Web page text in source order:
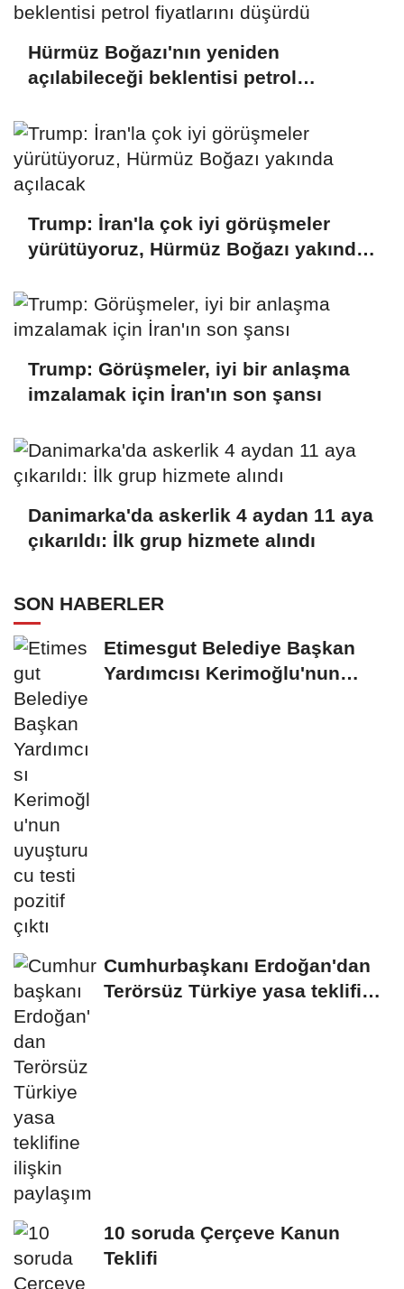
Hürmüz Boğazı'nın yeniden
açılabileceği beklentisi petrol
Trump: İran'la çok iyi görüşmeler
yürütüyoruz, Hürmüz Boğazı yakında
Trump: Görüşmeler, iyi bir anlaşma
imzalamak için İran'ın son şansı
Danimarka'da askerlik 4 aydan 11 aya
çıkarıldı: İlk grup hizmete alındı
SON HABERLER
Etimesgut Belediye Başkan
Yardımcısı Kerimoğlu'nun
Cumhurbaşkanı Erdoğan'dan
Terörsüz Türkiye yasa teklifine
10 soruda Çerçeve Kanun
Teklifi